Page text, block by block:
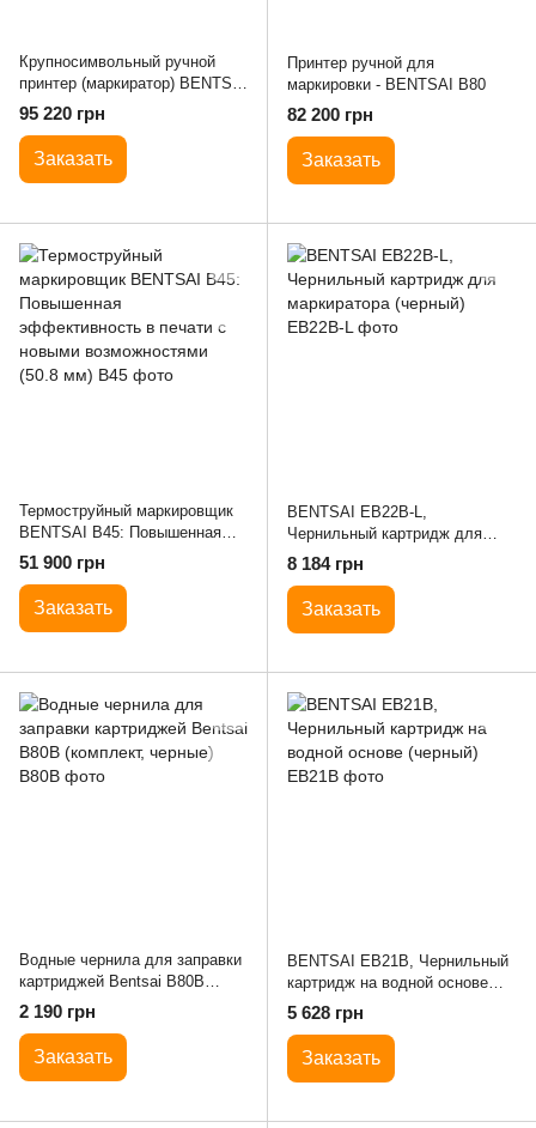
Крупносимвольный ручной
принтер (маркиратор) BENTSAI
B85
95 220 грн
Заказать
Принтер ручной для
маркировки - BENTSAI B80
82 200 грн
Заказать
Термоструйный маркировщик
BENTSAI B45: Повышенная
эффективность в печати с
новыми возможностями (50.8
мм)
51 900 грн
Заказать
BENTSAI EB22B-L,
Чернильный картридж для
маркиратора (черный)
8 184 грн
Заказать
Водные чернила для заправки
картриджей Bentsai B80B
(комплект, черные)
2 190 грн
Заказать
BENTSAI EB21B, Чернильный
картридж на водной основе
(черный)
5 628 грн
Заказать